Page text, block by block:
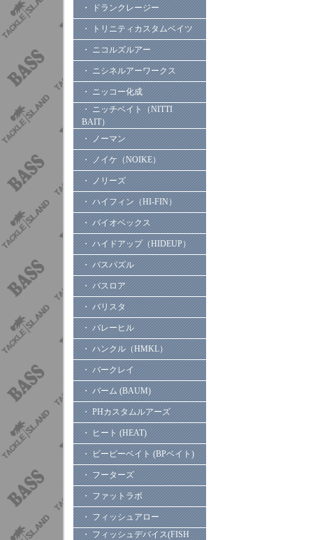
・ ドランクレージー
・ トリニティカスタムベイツ
・ ニコルズルアー
・ ニシネルアーワークス
・ ニッコー化成
・ ニッチベイト（NITTI
BAIT）
・ ノーマン
・ ノイケ（NOIKE）
・ ノリーズ
・ ハイフィン（HI-FIN）
・ バイオベックス
・ ハイドアップ（HIDEUP）
・ バスパズル
・ バスロア
・ バリスタ
・ バレーヒル
・ ハンクル（HMKL）
・ バークレイ
・ バーム (BAUM)
・ PHカスタムルアーズ
・ ヒート (HEAT)
・ ビーピーベイト (BPベイト)
・ フーターズ
・ ファットラボ
・ フィッシュアロー
・ フィッシュデバイス(FISH